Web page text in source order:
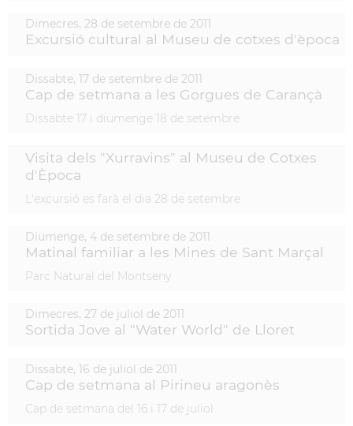
Dimecres, 28 de setembre de 2011
Excursió cultural al Museu de cotxes d'època
Dissabte, 17 de setembre de 2011
Cap de setmana a les Gorgues de Carançà
Dissabte 17 i diumenge 18 de setembre
Visita dels "Xurravins" al Museu de Cotxes
d'Època
L'excursió es farà el dia 28 de setembre
Diumenge, 4 de setembre de 2011
Matinal familiar a les Mines de Sant Marçal
Parc Natural del Montseny
Dimecres, 27 de juliol de 2011
Sortida Jove al "Water World" de Lloret
Dissabte, 16 de juliol de 2011
Cap de setmana al Pirineu aragonès
Cap de setmana del 16 i 17 de juliol